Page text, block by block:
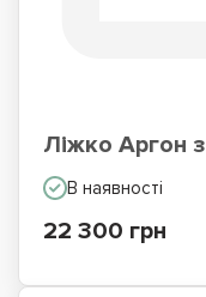
Ліжко Аргон
В наявності
22 300 грн